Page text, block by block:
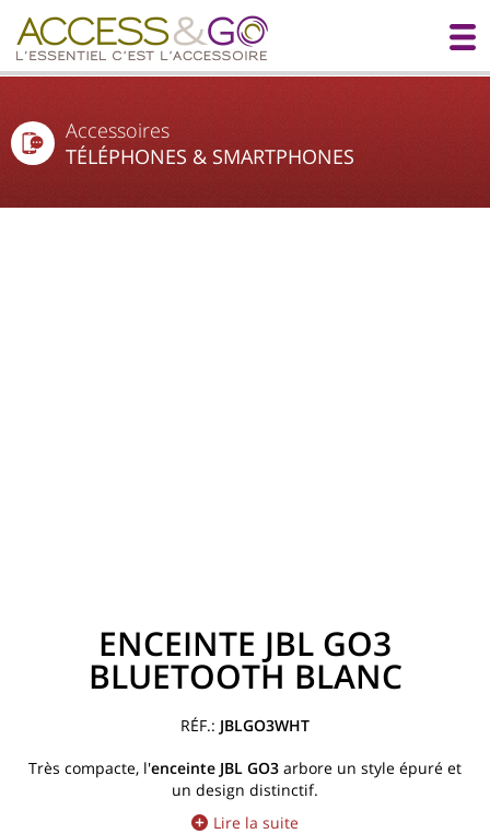
Accessoires
TÉLÉPHONES & SMARTPHONES
ENCEINTE JBL GO3
BLUETOOTH BLANC
JBLGO3WHT
Très compacte, l'enceinte JBL GO3 arbore un style épuré et
un design distinctif.
Lire la suite